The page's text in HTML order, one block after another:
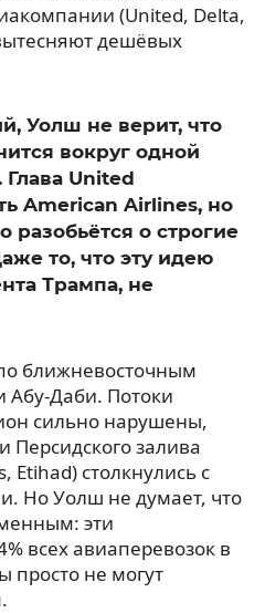
(United, Delta,
дешёвых
Уолш не верит, что
вокруг одной
United
American Airlines, но
разобьётся о строгие
то, что эту идею
Трампа, не
ближневосточным
Даби. Потоки
сильно нарушены,
Персидского залива
Etihad) столкнулись с
Но Уолш не думает, что
эти
всех авиаперевозок в
просто не могут